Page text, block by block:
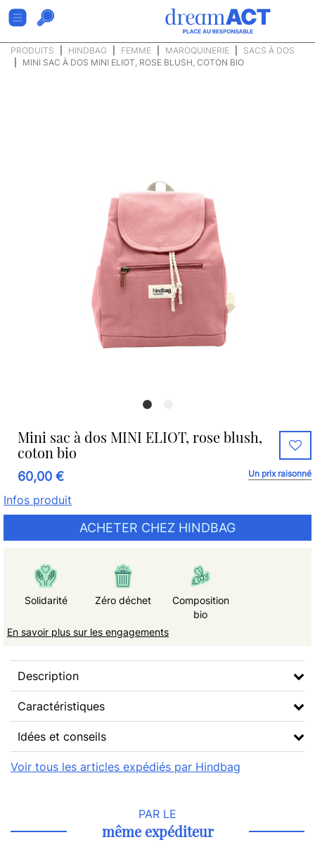
PRODUITS HINDBAG FEMME MAROQUINERIE
SACS À DOS
MINI SAC À DOS MINI ELIOT, ROSE BLUSH, COTON BIO
Mini sac à dos MINI ELIOT, rose blush,
coton bio
60,00 € Un prix raisonné
Infos produit
ACHETER CHEZ HINDBAG
Solidarité Zéro déchet
Composition
bio
En savoir plus sur les engagements
Description
Caractéristiques
Idées et conseils
Voir tous les articles expédiés par Hindbag
PAR LE
même expéditeur